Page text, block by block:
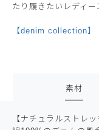
たり履きたいレディー
【denim collection】
素材
【ナチュラルストレッ